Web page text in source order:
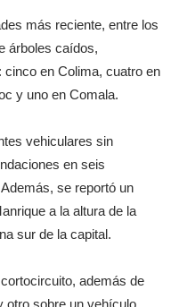
más reciente, entre los
árboles caídos,
cinco en Colima, cuatro en
y uno en Comala.
vehiculares sin
en seis
se reportó un
a la altura de la
sur de la capital.
además de